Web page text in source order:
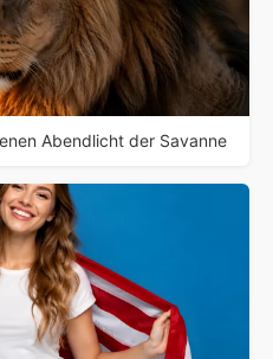
Abendlicht der Savanne